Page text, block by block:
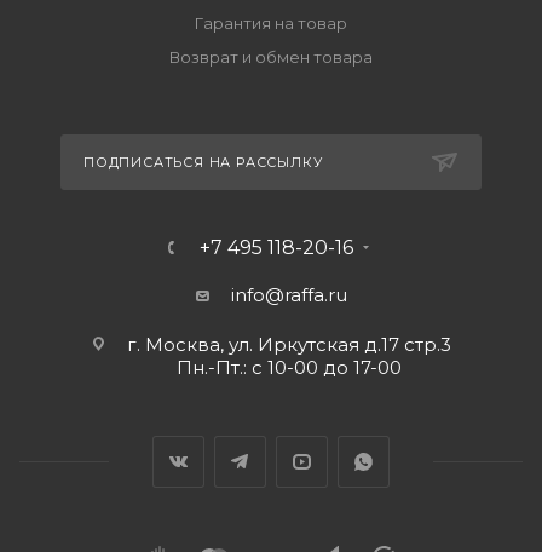
Гарантия на товар
Возврат и обмен товара
ПОДПИСАТЬСЯ НА РАССЫЛКУ
+7 495 118-20-16
info@raffa.ru
г. Москва, ул. Иркутская д.17 стр.3
Пн.-Пт.: с 10-00 до 17-00